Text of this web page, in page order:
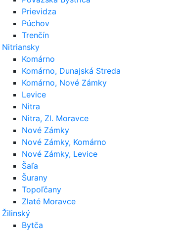
Prievidza
Púchov
Trenčín
Nitriansky
Komárno
Komárno, Dunajská Streda
Komárno, Nové Zámky
Levice
Nitra
Nitra, Zl. Moravce
Nové Zámky
Nové Zámky, Komárno
Nové Zámky, Levice
Šaľa
Šurany
Topoľčany
Zlaté Moravce
Žilinský
Bytča